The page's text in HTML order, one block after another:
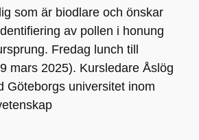
som är biodlare och önskar
av pollen i honung
Fredag lunch till
mars 2025). Kursledare Åslög
Göteborgs universitet inom